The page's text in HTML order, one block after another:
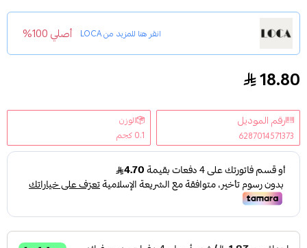
انقر هنا للمزيد منLOCA أصلي 100%
لوكا قلم للعيون - 01 بلاكيست بلاك
18.80
رقم الموديل
6287014571373
الوزن
0.1 كجم